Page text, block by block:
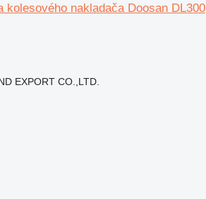
kolesového nakladača Doosan DL300
EXPORT CO.,LTD.